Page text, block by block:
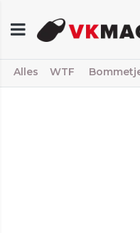
Alles WTF